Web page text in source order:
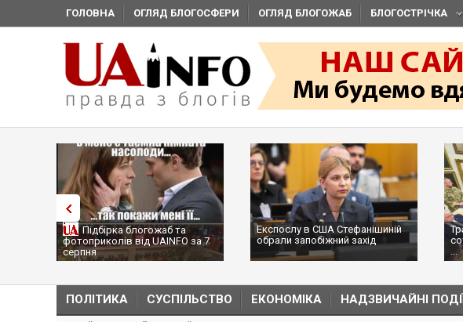
ГОЛОВНА ОГЛЯД БЛОГОСФЕРИ ОГЛЯД БЛОГОЖАБ БЛОГОСТРІЧКА
Підбірка блогожаб та
фотоприколів від UAINFO за 7
серпня
Експослу в США Стефанішиній
обрали запобіжний захід
...
ПОЛІТИКА СУСПІЛЬСТВО ЕКОНОМІКА НАДЗВИЧАЙНІ